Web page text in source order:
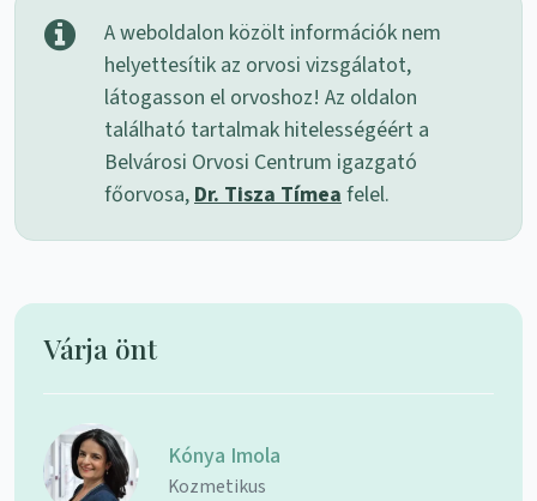
A weboldalon közölt információk nem
helyettesítik az orvosi vizsgálatot,
látogasson el orvoshoz! Az oldalon
található tartalmak hitelességéért a
Belvárosi Orvosi Centrum igazgató
főorvosa, Dr. Tisza Tímea felel.
Várja önt
Kónya Imola
Kozmetikus